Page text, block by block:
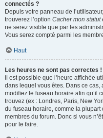
connectés ?
Depuis votre panneau de
trouverez l’option Cacher mon statut
ne serez visible que par les
Vous serez compté parmi les
Haut
Les heures ne sont pas correctes !
Il est possible que l’heure affichée
dans lequel vous êtes. Dans ce cas,
modifiez le fuseau horaire afin qu’il
trouvez (ex : Londres, Paris, New
du fuseau horaire, comme la plupart
membres du forum. Donc si vous
pour le faire.